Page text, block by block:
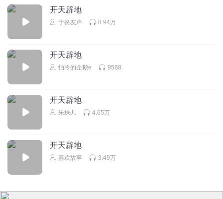
开天辟地
于炎友声 8.94万
开天辟地
怕冷的企鹅e 9568
开天辟地
朱株儿 4.65万
开天辟地
嘉欢故事 3.49万